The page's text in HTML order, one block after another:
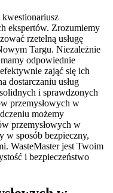
kwestionariusz
ekspertów. Zrozumiemy
rzetelną usługę
Targu. Niezależnie
odpowiednie
zająć się ich
dostarczaniu usług
i sprawdzonych
przemysłowych w
możemy
przemysłowych w
w sposób bezpieczny,
WasteMaster jest Twoim
i bezpieczeństwo